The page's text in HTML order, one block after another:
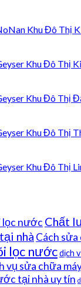
Khu Đô Thị
Khu Đô Thị
Khu Đô Thị
Khu Đô Thị
Khu Đô Thị
lọc nước Chất
nhà Cách sửa
lọc nướcdịch
vụ sửa chữa
tại nhà uy tín